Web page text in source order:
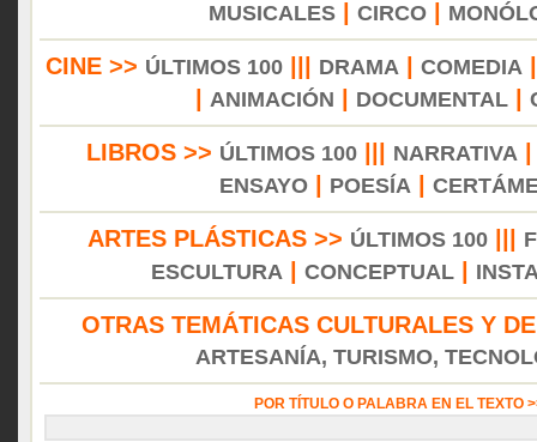
MUSICALES
CIRCO
CINE >> ÚLTIMOS 100||| DRAMA COMEDIA
ANIMACIÓN DOCUMENTAL|
LIBROS >> ÚLTIMOS 100 NARRATIVA
ENSAYO| POESÍA
ARTES PLÁSTICAS >> ÚLTIMOS 100|||
ESCULTURA
CONCEPTUAL
OTRAS TEMÁTICAS CULTURALES Y
ARTESANÍA, TURISMO,
POR TÍTULO O PALABRA EN EL TEXTO